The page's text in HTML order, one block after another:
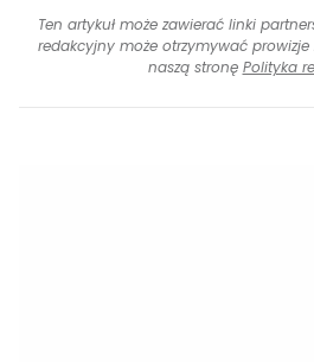
Ten artykuł może zawierać linki
redakcyjny może otrzymywać prowizje
naszą stronę Polityka